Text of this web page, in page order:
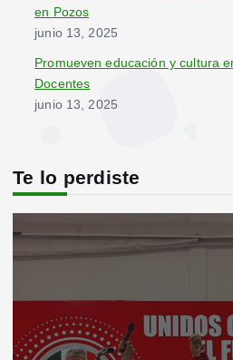
en Pozos
junio 13, 2025
Promueven educación y cultura
Docentes
junio 13, 2025
Te lo perdiste